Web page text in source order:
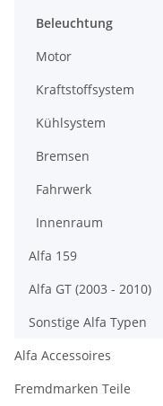
Beleuchtung
Motor
Kraftstoffsystem
Kühlsystem
Bremsen
Fahrwerk
Innenraum
Alfa 159
Alfa GT (2003 - 2010)
Sonstige Alfa Typen
Alfa Accessoires
Fremdmarken Teile